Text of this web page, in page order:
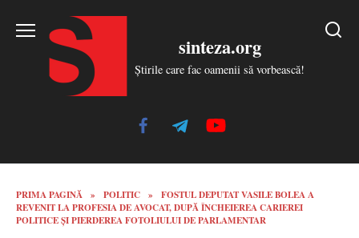
sinteza.org
Știrile care fac oamenii să vorbească!
PRIMA PAGINĂ » POLITIC »
FOSTUL DEPUTAT VASILE BOLEA A
REVENIT LA PROFESIA DE AVOCAT, DUPĂ ÎNCHEIEREA CARIEREI
POLITICE ȘI PIERDEREA FOTOLIULUI DE PARLAMENTAR